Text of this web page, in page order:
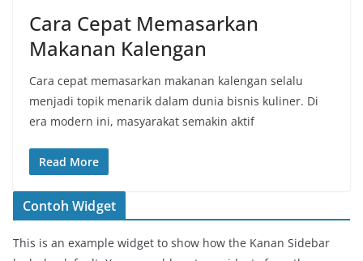
Cara Cepat Memasarkan
Makanan Kalengan
Cara cepat memasarkan makanan kalengan selalu
menjadi topik menarik dalam dunia bisnis kuliner. Di
era modern ini, masyarakat semakin aktif
Read More
Contoh Widget
This is an example widget to show how the Kanan Sidebar